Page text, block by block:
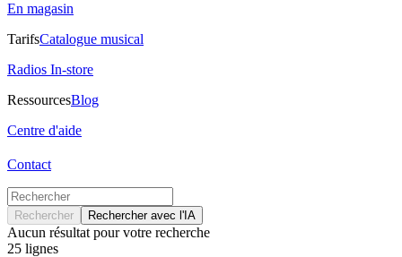
En magasin
TarifsCatalogue musical
Radios In-store
RessourcesBlog
Centre d'aide
Contact
Rechercher Rechercher avec l'IA
Aucun résultat pour votre recherche
25 lignes